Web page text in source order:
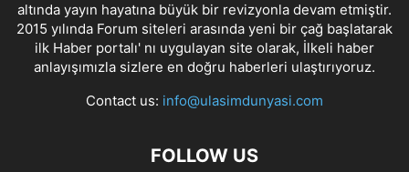
altında yayın hayatına büyük bir revizyonla devam etmiştir.
2015 yılında Forum siteleri arasında yeni bir çağ başlatarak
ilk Haber portalı' nı uygulayan site olarak, İlkeli haber
anlayışımızla sizlere en doğru haberleri ulaştırıyoruz.
Contact us: info@ulasimdunyasi.com
FOLLOW US